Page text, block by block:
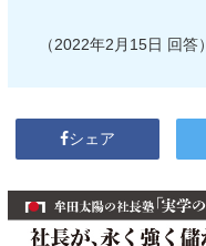
（2022年2月15日 回答）
シェア